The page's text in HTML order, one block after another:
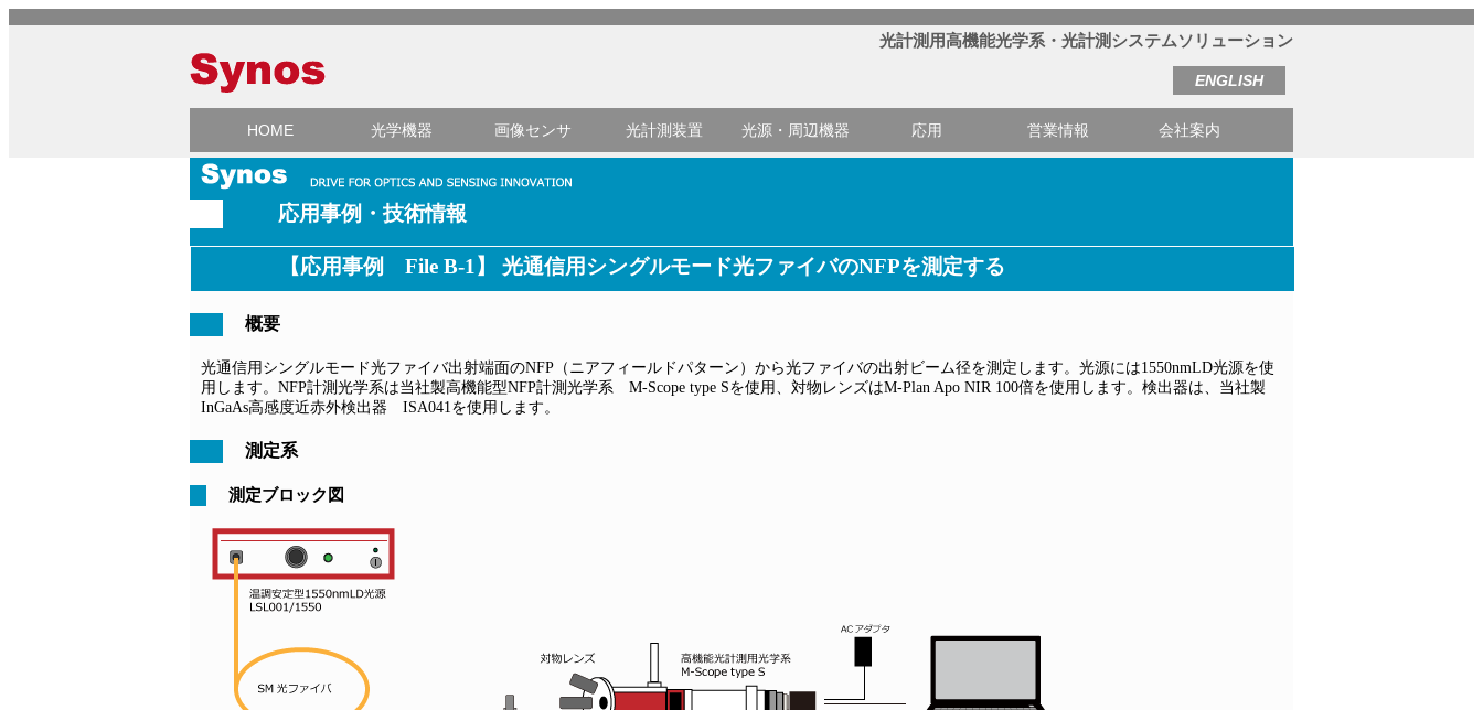
光計測用高機能光学系・光計測システムソリューション
ENGLISH
HOME 光学機器 画像センサ 光計測装置 光源・周辺機器 応用 営業情報 会社案内
応用事例・技術情報
【応用事例 File B-1】 光通信用シングルモード光ファイバのNFPを測定する
概要
光通信用シングルモード光ファイバ出射端面のNFP（ニアフィールドパターン）から光ファイバの出射ビーム径を測定します。光源には1550nmLD光源を使
用します。NFP計測光学系は当社製高機能型NFP計測光学系 M-Scope type Sを使用、対物レンズはM-Plan Apo NIR 100倍を使用します。検出器は、当社製
InGaAs高感度近赤外検出器 ISA041を使用します。
測定系
測定ブロック図